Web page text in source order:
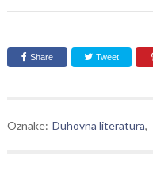
Share Tweet
Oznake: Duhovna literatura,